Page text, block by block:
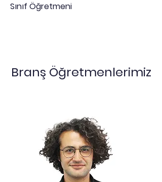
Sınıf Öğretmeni
Branş Öğretmenlerimiz